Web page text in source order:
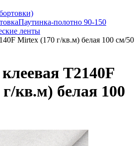
Паутинка-полотно 90-150
ленты
Mirtex (170 г/кв.м) белая 100 см/50
T2140F
кв.м) белая 100